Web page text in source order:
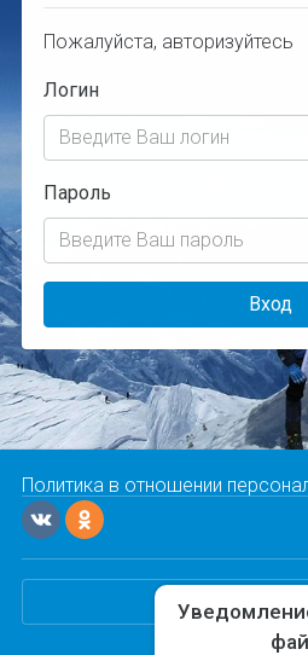
Пожалуйста, авторизуйтесь
Логин
Пароль
Вход
Политика в отношении